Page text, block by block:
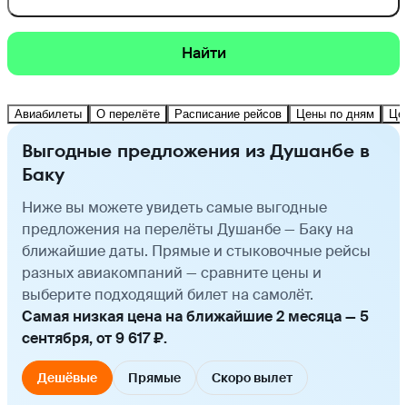
Найти
Авиабилеты О перелёте Расписание рейсов Цены по дням
Выгодные предложения из Душанбе в
Баку
Ниже вы можете увидеть самые выгодные
предложения на перелёты Душанбе — Баку на
ближайшие даты. Прямые и стыковочные рейсы
разных авиакомпаний — сравните цены и
выберите подходящий билет на самолёт.
Самая низкая цена на ближайшие 2 месяца — 5
сентября, от 9 617 ₽.
Дешёвые Прямые Скоро вылет